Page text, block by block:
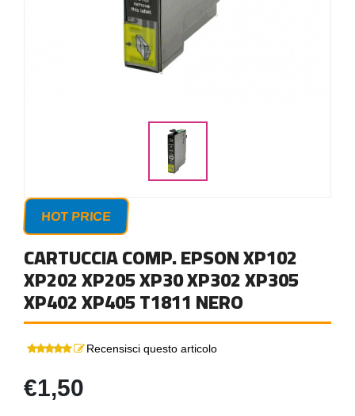
HOT PRICE
CARTUCCIA COMP. EPSON XP102
XP202 XP205 XP30 XP302 XP305
XP402 XP405 T1811 NERO
Recensisci questo articolo
€1,50